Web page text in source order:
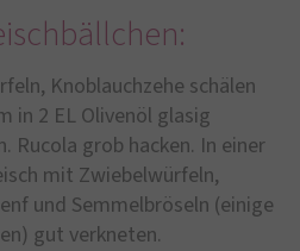
Knoblauchzehe schälen
in 2 EL Olivenöl glasig
Rucola grob hacken. In einer
mit Zwiebelwürfeln,
und Semmelbröseln (einige
gut verkneten.